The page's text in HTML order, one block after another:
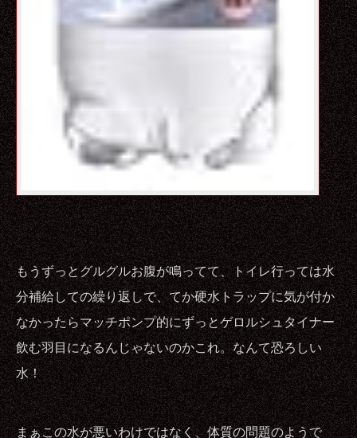
もうずっとグルグルお腹が鳴ってて、トイレ行っては水
分補給しての繰り返しで、てか硬水トラップに気が付か
なかったらマッチポンプ的にずっとゲロルシュタイナー
飲む羽目になるんじゃないのかこれ。なんて恐ろしい
水！
まぁこの水が悪いわけではなく、体質の問題のようで